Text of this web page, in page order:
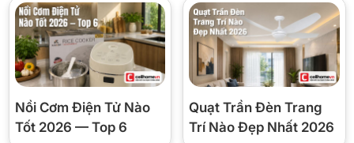
📋 Thông số kỹ thuật
Thương hiệu Asiavina
Kiểu dáng Quạt đứng công suất lớn
Nồi Cơm Điện Tử Nào
Tốt 2026 — Top 6
Quạt Trần Đèn Trang
Trí Nào Đẹp Nhất 2026